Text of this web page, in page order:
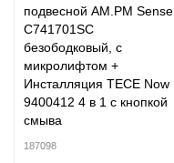
подвесной AM.PM Sense
C741701SC
безободковый, с
микролифтом +
Инсталляция TECE Now
9400412 4 в 1 с кнопкой
смыва
187098